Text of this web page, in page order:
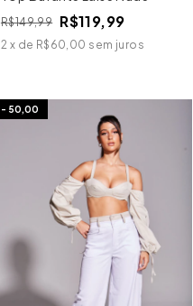
R$149,99 R$119,99
2 x de R$60,00 sem juros
- 50,00